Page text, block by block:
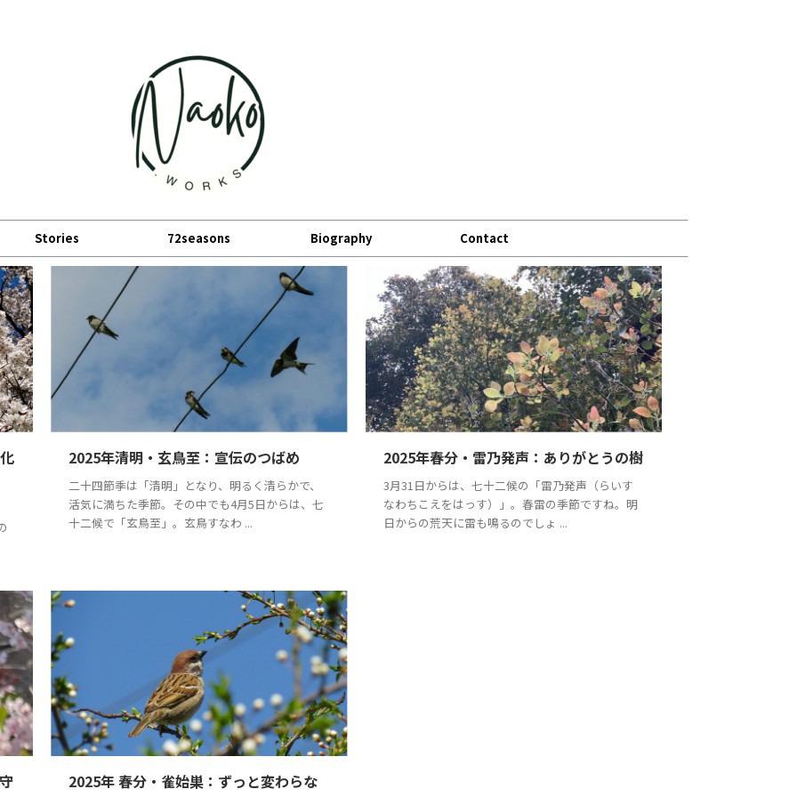
Stories 72seasons Biography Contact
2025年清明・玄鳥至：宣伝のつばめ
二十四節季は「清明」となり、明るく清らかで、
活気に満ちた季節。その中でも4月5日からは、七
十二候で「玄鳥至」。玄鳥すなわ ...
2025年春分・雷乃発声：ありがとうの樹
3月31日からは、七十二候の「雷乃発声（らいす
なわちこえをはっす）」。春雷の季節ですね。明
日からの荒天に雷も鳴るのでしょ ...
2025年 春分・雀始巣：ずっと変わらな